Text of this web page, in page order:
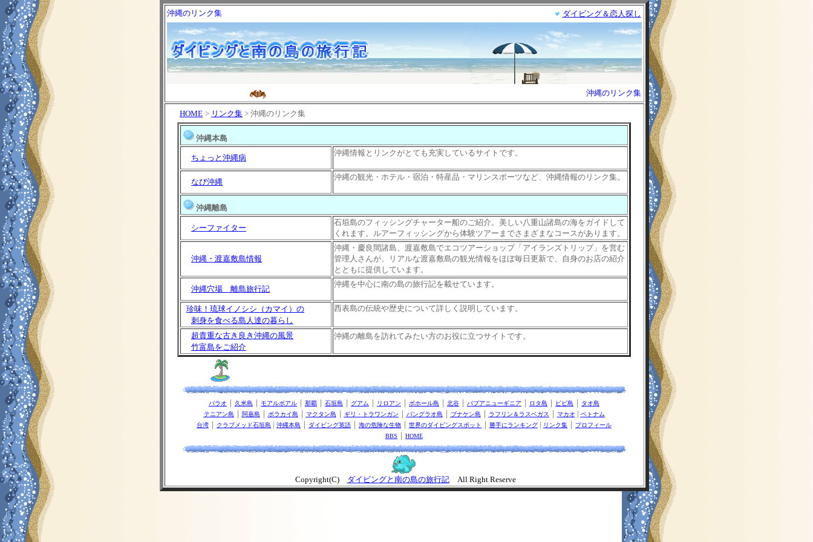
沖縄のリンク集 ダイビング＆恋人探し
沖縄のリンク集
HOME > リンク集 > 沖縄のリンク集
沖縄本島
ちょっと沖縄病
沖縄情報とリンクがとても充実しているサイトです。
なび沖縄
沖縄の観光・ホテル・宿泊・特産品・マリンスポーツなど、沖縄情報のリンク集。
沖縄離島
シーファイター
石垣島のフィッシングチャーター船のご紹介。美しい八重山諸島の海をガイドして
くれます。ルアーフィッシングから体験ツアーまでさまざまなコースがあります。
沖縄・渡嘉敷島情報
沖縄・慶良間諸島、渡嘉敷島でエコツアーショップ「アイランズトリップ」を営む
管理人さんが、リアルな渡嘉敷島の観光情報をほぼ毎日更新で、自身のお店の紹介
とともに提供しています。
沖縄穴場 離島旅行記
沖縄を中心に南の島の旅行記を載せています。
珍味！琉球イノシシ（カマイ）の
刺身を食べる島人達の暮らし
西表島の伝統や歴史について詳しく説明しています。
超貴重な古き良き沖縄の風景
竹富島をご紹介
沖縄の離島を訪れてみたい方のお役に立つサイトです。
パラオ ｜ 久米島 ｜ モアルボアル ｜ 那覇 ｜ 石垣島 ｜ グアム ｜ リロアン ｜ ボホール島 ｜ 北谷 ｜ パプアニューギニア ｜ ロタ島 ｜ ピピ島 ｜
タオ島
テニアン島
｜ 阿嘉島 ｜ ボラカイ島 ｜ マクタン島 ｜ ギリ・トラワンガン ｜ パングラオ島 ｜ ブナケン島 ｜ ラフリン＆ラスベガス ｜ マカオ | ベトナム
台湾 ｜ クラブメッド石垣島 | 沖縄本島 ｜ ダイビング英語 ｜ 海の危険な生物 ｜ 世界のダイビングスポット ｜ 勝手にランキング | リンク集 ｜
プロフィール
BBS
｜ HOME
Copyright(C) ダイビングと南の島の旅行記All Right Reserve